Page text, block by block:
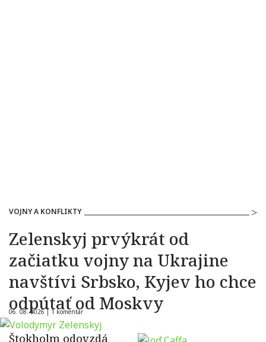
VOJNY A KONFLIKTY
Zelenskyj prvýkrát od
začiatku vojny na Ukrajine
navštívi Srbsko, Kyjev ho chce
odpútať od Moskvy
06. 08. 2026 | 1 komentár
Štokholm odovzdá